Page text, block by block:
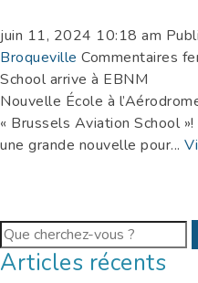
juin 11, 2024 10:18 am
Broqueville Commentaires
School arrive à EBNM
Nouvelle École à
« Brussels Aviation School
une grande nouvelle pour...
Articles récents